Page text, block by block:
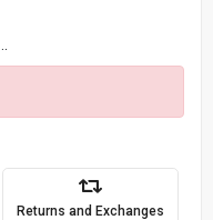
Returns and Exchanges